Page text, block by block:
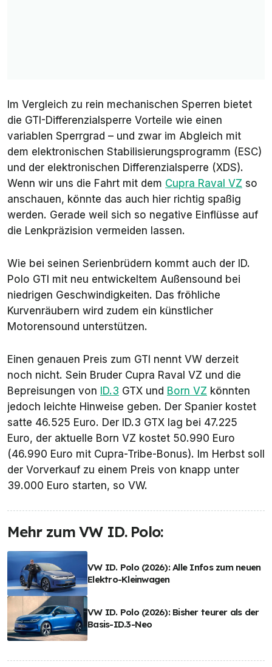
Im Vergleich zu rein mechanischen Sperren bietet
die GTI-Differenzialsperre Vorteile wie einen
variablen Sperrgrad – und zwar im Abgleich mit
dem elektronischen Stabilisierungsprogramm (ESC)
und der elektronischen Differenzialsperre (XDS).
Wenn wir uns die Fahrt mit dem Cupra Raval VZ so
anschauen, könnte das auch hier richtig spaßig
werden. Gerade weil sich so negative Einflüsse auf
die Lenkpräzision vermeiden lassen.
Wie bei seinen Serienbrüdern kommt auch der ID.
Polo GTI mit neu entwickeltem Außensound bei
niedrigen Geschwindigkeiten. Das fröhliche
Kurvenräubern wird zudem ein künstlicher
Motorensound unterstützen.
Einen genauen Preis zum GTI nennt VW derzeit
noch nicht. Sein Bruder Cupra Raval VZ und die
Bepreisungen von ID.3 GTX und Born VZ könnten
jedoch leichte Hinweise geben. Der Spanier kostet
satte 46.525 Euro. Der ID.3 GTX lag bei 47.225
Euro, der aktuelle Born VZ kostet 50.990 Euro
(46.990 Euro mit Cupra-Tribe-Bonus). Im Herbst soll
der Vorverkauf zu einem Preis von knapp unter
39.000 Euro starten, so VW.
Mehr zum VW ID. Polo:
VW ID. Polo (2026): Alle Infos zum neuen
Elektro-Kleinwagen
VW ID. Polo (2026): Bisher teurer als der
Basis-ID.3-Neo